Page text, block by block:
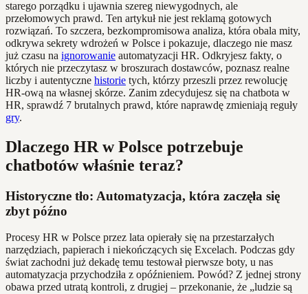
starego porządku i ujawnia szereg niewygodnych, ale
przełomowych prawd. Ten artykuł nie jest reklamą gotowych
rozwiązań. To szczera, bezkompromisowa analiza, która obala mity,
odkrywa sekrety wdrożeń w Polsce i pokazuje, dlaczego nie masz
już czasu na ignorowanie automatyzacji HR. Odkryjesz fakty, o
których nie przeczytasz w broszurach dostawców, poznasz realne
liczby i autentyczne historie tych, którzy przeszli przez rewolucję
HR-ową na własnej skórze. Zanim zdecydujesz się na chatbota w
HR, sprawdź 7 brutalnych prawd, które naprawdę zmieniają reguły
gry.
Dlaczego HR w Polsce potrzebuje
chatbotów właśnie teraz?
Historyczne tło: Automatyzacja, która zaczęła się
zbyt późno
Procesy HR w Polsce przez lata opierały się na przestarzałych
narzędziach, papierach i niekończących się Excelach. Podczas gdy
świat zachodni już dekadę temu testował pierwsze boty, u nas
automatyzacja przychodziła z opóźnieniem. Powód? Z jednej strony
obawa przed utratą kontroli, z drugiej – przekonanie, że „ludzie są